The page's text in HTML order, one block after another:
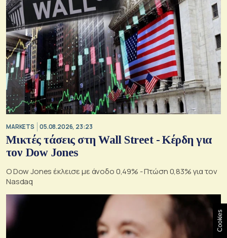
MARKETS 05.08.2026, 23:23
Μικτές τάσεις στη Wall Street - Κέρδη για
τον Dow Jones
Ο Dow Jones έκλεισε με άνοδο 0,49% - Πτώση 0,83% για τον
Nasdaq
Cookies